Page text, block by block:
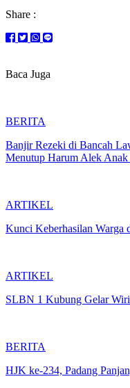
Share :
Baca Juga
BERITA
Banjir Rezeki di Bancah
Menutup Harum Alek Anak
ARTIKEL
Kunci Keberhasilan Warga
ARTIKEL
SLBN 1 Kubung Gelar
BERITA
HJK ke-234, Padang